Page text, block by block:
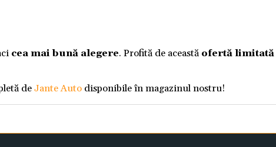
cea mai bună alegere. Profită de această ofertă limitată
deJante Auto disponibile în magazinul nostru!